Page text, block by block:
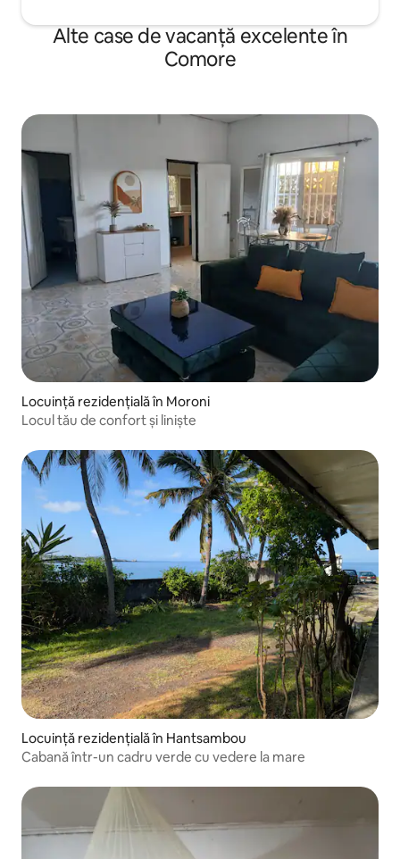
Alte case de vacanță excelente în
Comore
Locuință rezidențială în Moroni
Locul tău de confort și liniște
Locuință rezidențială în Hantsambou
Cabană într-un cadru verde cu vedere la mare